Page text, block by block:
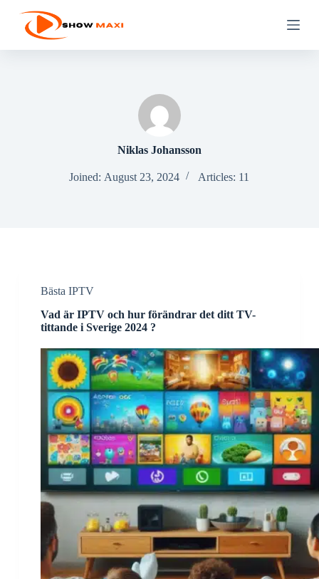
S
p
Niklas Johansson
Joined: August 23, 2024 Articles: 11
Bästa IPTV
Vad är IPTV och hur förändrar det ditt TV-
tittande i Sverige 2024 ?